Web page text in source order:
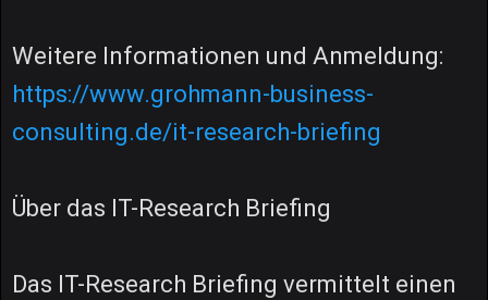
Weitere Informationen und Anmeldung:
https://www.grohmann-business-
consulting.de/it-research-briefing
Über das IT-Research Briefing
Das IT-Research Briefing vermittelt einen